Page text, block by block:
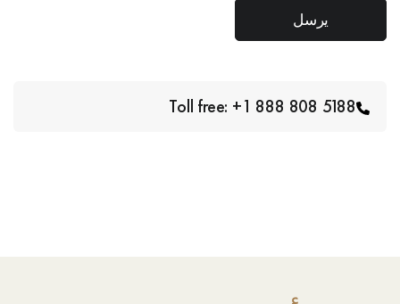
Toll free: +1 888 808 5188